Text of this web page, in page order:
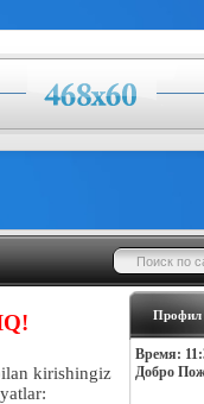
kirishingiz
Профил
Время:
Добро